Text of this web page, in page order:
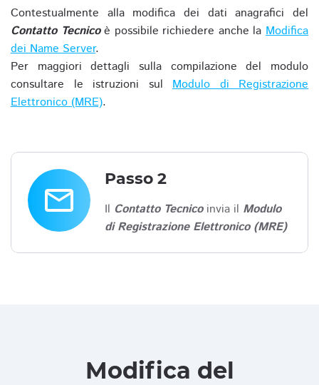
Contestualmente alla modifica dei dati anagrafici del
Contatto Tecnicoè possibile richiedere anche laModifica
dei Name Server.
Per maggiori dettagli sulla compilazione del modulo
consultare le istruzioni sul Modulo di Registrazione
Elettronico (MRE).
email
Passo 2
Il Contatto Tecnicoinvia il Modulo
di Registrazione Elettronico (MRE)
Modifica del